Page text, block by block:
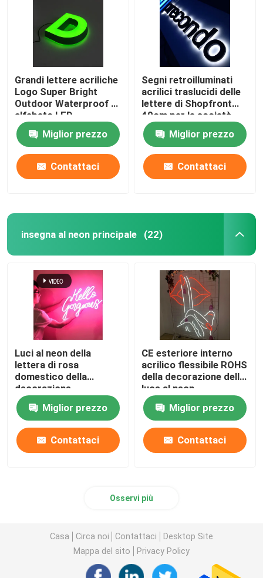
Grandi lettere acriliche
Logo Super Bright
Outdoor Waterproof di
alfabeto LED
Miglior prezzo
Contattaci
Segni retroilluminati
acrilici traslucidi delle
lettere di Shopfront
40cm per le società
Miglior prezzo
Contattaci
insegna al neon principale (22)
Luci al neon della
lettera di rosa
domestico della
decorazione
dell'insegna al neon
principali silicone molle
Miglior prezzo
Contattaci
CE esteriore interno
acrilico flessibile ROHS
della decorazione della
luce al neon
Miglior prezzo
Contattaci
Osservi più
Casa Circa noi Contattaci
Desktop Site
Mappa del sito
Privacy Policy